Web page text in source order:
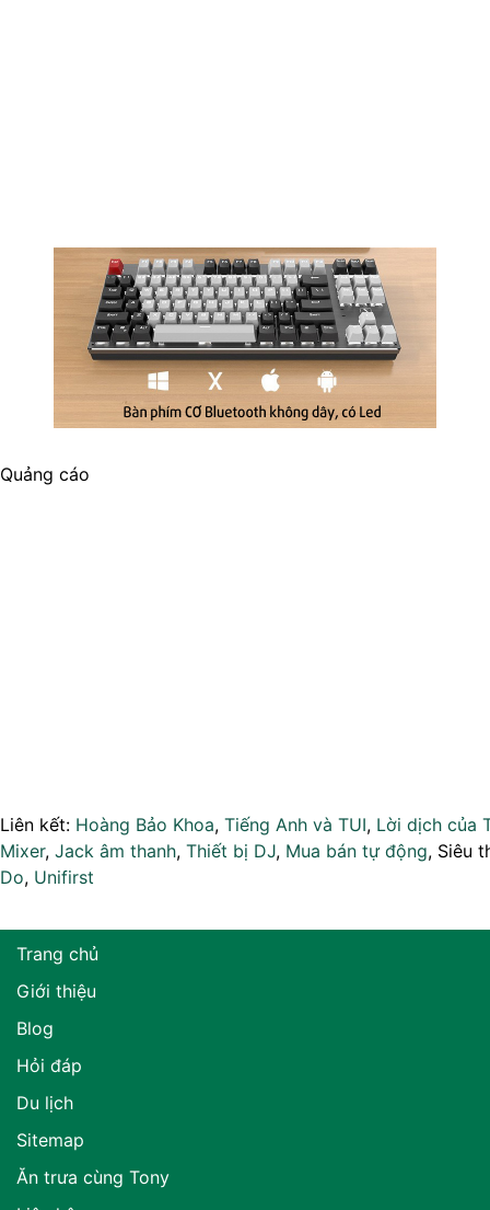
Quảng cáo
Liên kết: Hoàng Bảo Khoa, Tiếng Anh và TUI, Lời dịch của
Mixer, Jack âm thanh, Thiết bị DJ, Mua bán tự động, Siêu
Do, Unifirst
Trang chủ
Giới thiệu
Blog
Hỏi đáp
Du lịch
Sitemap
Ăn trưa cùng Tony